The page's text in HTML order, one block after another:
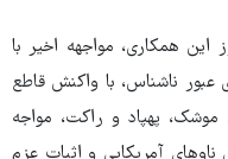
این همکاری، مواجهه اخیر با
عبور ناشناس، با واکنش قاطع
پهپاد و راکت، مواجه